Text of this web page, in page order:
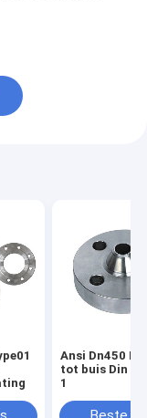
Ansi Dn450
tot buis Din
1